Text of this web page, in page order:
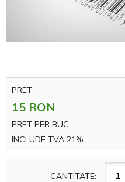
PRET
15 RON
PRET PER BUC
INCLUDE TVA 21%
CANTITATE: